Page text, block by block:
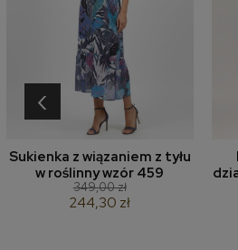
Sukienka z wiązaniem z tyłu
w roślinny wzór 459
349,00 zł
244,30 zł
‹